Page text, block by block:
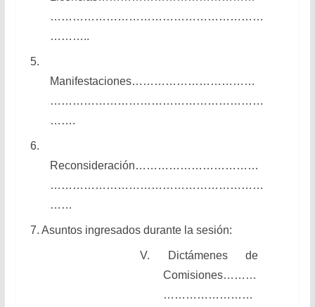
…………………………………………………
………..
5.
Manifestaciones……………………………
…………………………………………………
…….
6.
Reconsideración……………………………
…………………………………………………
……
7. Asuntos ingresados durante la sesión:
V. Dictámenes de
Comisiones………
……………………